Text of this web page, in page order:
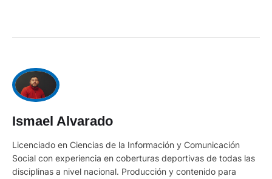
Ismael Alvarado
Licenciado en Ciencias de la Información y Comunicación
Social con experiencia en coberturas deportivas de todas las
disciplinas a nivel nacional. Producción y contenido para